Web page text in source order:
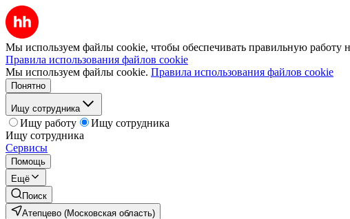
Мы используем файлы cookie, чтобы обеспечивать правильную работу
Правила использования файлов cookie
Мы используем файлы cookie. Правила использования файлов cookie
Понятно
Ищу сотрудника
Ищу работу
Ищу сотрудника
Ищу сотрудника
Сервисы
Помощь
Ещё
Поиск
Атепцево (Московская область)